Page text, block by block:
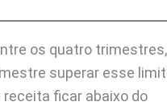
os quatro
superar esse
receita ficar abaixo do